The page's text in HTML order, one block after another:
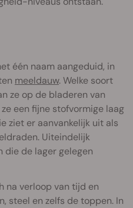
één naam aangeduid, in
meeldauw. Welke soort
ze op de bladeren van
een fijne stofvormige laag
ziet er aanvankelijk uit als
Uiteindelijk
die de lager gelegen
na verloop van tijd en
steel en zelfs de toppen. In